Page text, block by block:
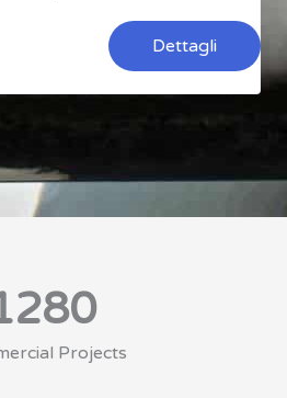
Dettagli
Projects